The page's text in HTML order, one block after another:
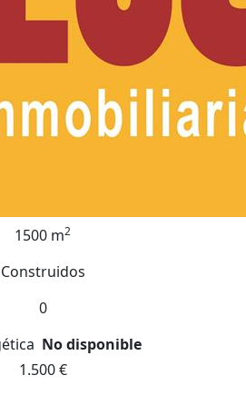
1500 m2
Construidos
0
No disponible
1.500 €